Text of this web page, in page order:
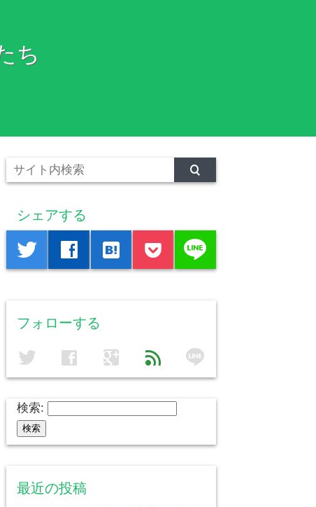
ち
シェアする
twitter facebook hatenabookmark line
フォローする
twitter facebook google feed line
検索:
最近の投稿